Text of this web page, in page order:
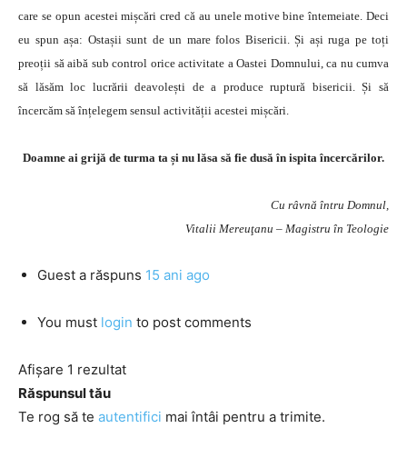
care se opun acestei mișcări cred că au unele motive bine întemeiate. Deci
eu spun așa: Ostașii sunt de un mare folos Bisericii. Și ași ruga pe toți
preoții să aibă sub control orice activitate a Oastei Domnului, ca nu cumva
să lăsăm loc lucrării deavolești de a produce ruptură bisericii. Și să
încercăm să înțelegem sensul activității acestei mișcări.
Doamne ai grijă de turma ta și nu lăsa să fie dusă în ispita încercărilor.
Cu râvnă întru Domnul,
Vitalii Mereuţanu – Magistru în Teologie
Guest a răspuns 15 ani ago
You must login to post comments
Afișare 1 rezultat
Răspunsul tău
Te rog să te autentifici mai întâi pentru a trimite.